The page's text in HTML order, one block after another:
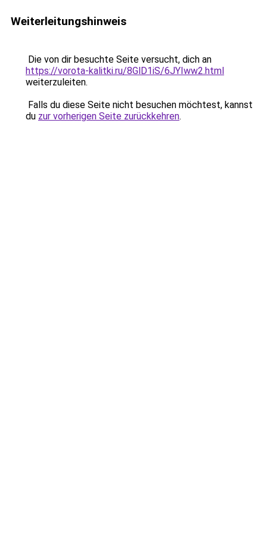
Weiterleitungshinweis
Die von dir besuchte Seite versucht, dich an
https://vorota-kalitki.ru/8GlD1iS/6JYIww2.html
weiterzuleiten.
Falls du diese Seite nicht besuchen möchtest, kannst
du zur vorherigen Seite zurückkehren.